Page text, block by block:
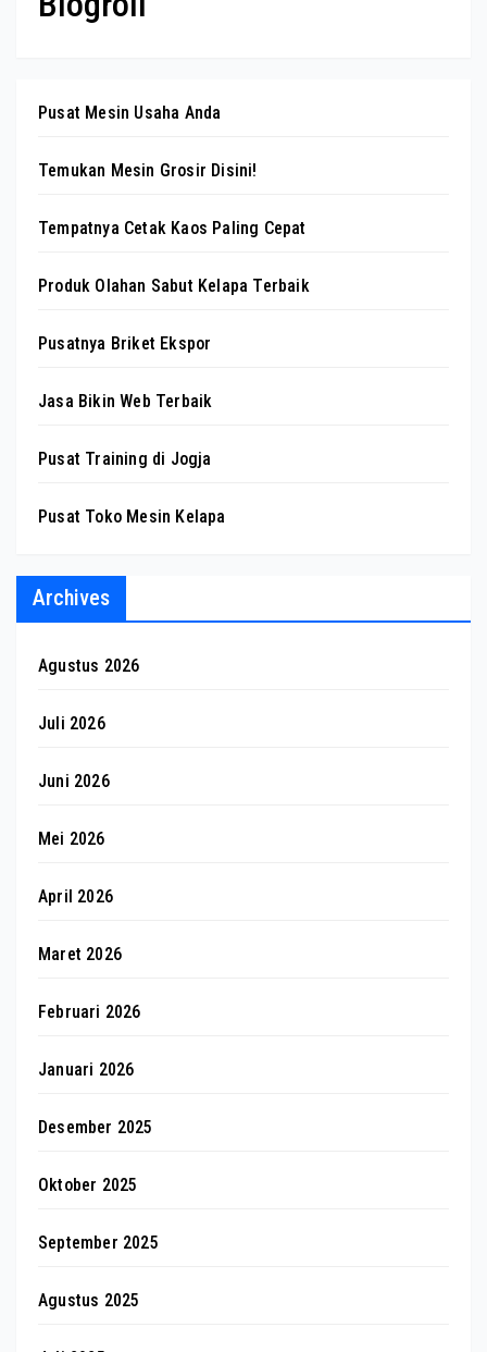
Pusat Mesin Usaha Anda
Temukan Mesin Grosir Disini!
Tempatnya Cetak Kaos Paling Cepat
Produk Olahan Sabut Kelapa Terbaik
Pusatnya Briket Ekspor
Jasa Bikin Web Terbaik
Pusat Training di Jogja
Pusat Toko Mesin Kelapa
Archives
Agustus 2026
Juli 2026
Juni 2026
Mei 2026
April 2026
Maret 2026
Februari 2026
Januari 2026
Desember 2025
Oktober 2025
September 2025
Agustus 2025